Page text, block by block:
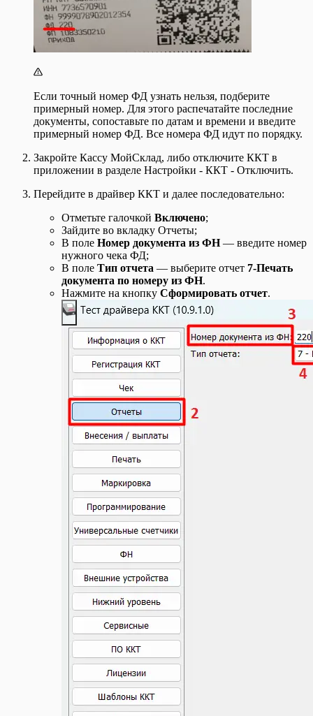
Список Заказов покупателей
Список Заказов поставщикам
Список Исходящих платежей
Список Начисления зарплаты
Список Расходных ордеров
Список Розничных продаж
Список Розничных смен
Список Счетов-фактур выданных
Список Счетов-фактур полученных
Список Счетов покупателям
Список Счетов поставщиков
Справочник Контрагентов
Шаблоны для Беларуси
Шаблоны для Казахстана
Шаблоны для отчета Взаиморасчеты
Шаблоны для отчета Обороты
Шаблоны для отчета Остатки
Шаблоны для отчета Прибыльность
Шаблоны для отчета Товары на реализации
Шаблоны для отчета Управление закупками
Шаблоны для Узбекистана
Шаблоны для Украины
Шаблоны Договоров
Этикетки и ценники
Если точный номер ФД узнать нельзя, подберите
примерный номер. Для этого распечатайте последние
документы, сопоставьте по датам и времени и введите
примерный номер ФД. Все номера ФД идут по порядку.
Закройте Кассу МойСклад, либо отключите ККТ в
приложении в разделе Настройки - ККТ - Отключить.
Перейдите в драйвер ККТ и далее последовательно:
Отметьте галочкой Включено;
Зайдите во вкладку Отчеты;
В поле Номер документа из ФН— введите номер
нужного чека ФД;
В поле Тип отчета — выберите отчет 7-Печать
документа по номеру из ФН.
Нажмите на кнопку Сформировать отчет.